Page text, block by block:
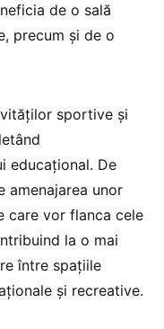
de o sală
precum și de o
sportive și
educațional. De
amenajarea unor
care vor flanca cele
la o mai
între spațiile
și recreative.